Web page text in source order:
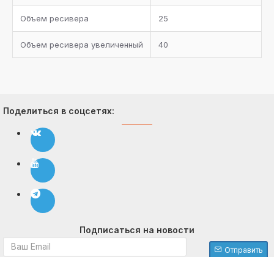
Объем ресивера 25
Объем ресивера увеличенный 40
Поделиться в соцсетях:
Подписаться на новости
Отправить